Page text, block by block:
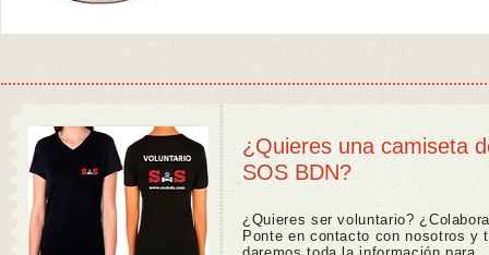
¿Quieres una camiseta
SOS BDN?
¿Quieres ser voluntario?
Ponte en contacto con nosotros y